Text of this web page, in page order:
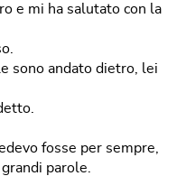
e mi ha salutato con la
sono andato dietro, lei
fosse per sempre,
parole.